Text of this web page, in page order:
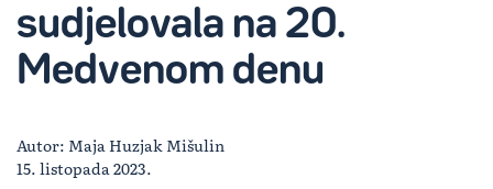
sudjelovala na 20.
Medvenom denu
Autor: Maja Huzjak Mišulin
15. listopada 2023.